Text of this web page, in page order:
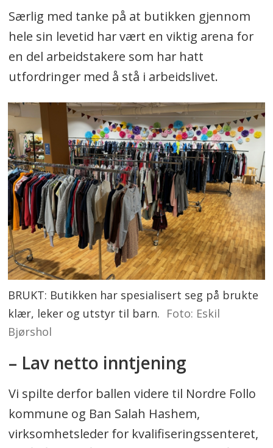
Særlig med tanke på at butikken gjennom
hele sin levetid har vært en viktig arena for
en del arbeidstakere som har hatt
utfordringer med å stå i arbeidslivet.
BRUKT: Butikken har spesialisert seg på brukte
klær, leker og utstyr til barn. Foto: Eskil
Bjørshol
– Lav netto inntjening
Vi spilte derfor ballen videre til Nordre Follo
kommune og Ban Salah Hashem,
virksomhetsleder for kvalifiseringssenteret,